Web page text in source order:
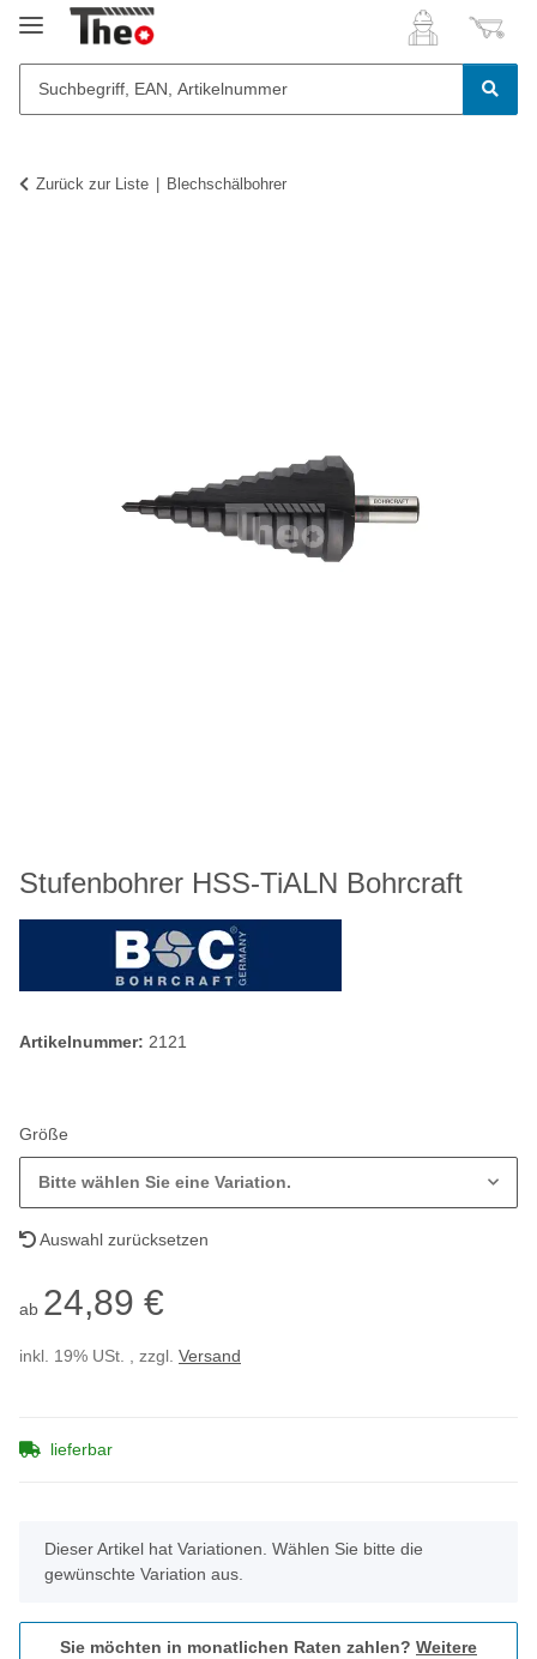
Zurück zur Liste Blechschälbohrer
Stufenbohrer HSS-TiALN Bohrcraft
Artikelnummer: 2121
Größe
Bitte wählen Sie eine Variation.
Auswahl zurücksetzen
ab 24,89 €
inkl. 19% USt. , zzgl. Versand
lieferbar
x
Dieser Artikel hat Variationen. Wählen Sie bitte die
gewünschte Variation aus.
Sie möchten in monatlichen Raten zahlen? Weitere